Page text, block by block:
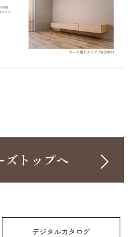
トップへ
デジタルカタログ